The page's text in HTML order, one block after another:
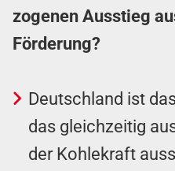
zogenen Ausstieg
Förderung?
Deutschland ist
das gleichzeitig
der Kohle­kraft